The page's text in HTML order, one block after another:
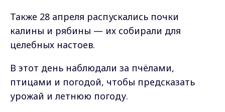
Также 28 апреля распускались почки
калины и рябины — их собирали для
целебных настоев.
В этот день наблюдали за пчёлами,
птицами и погодой, чтобы предсказать
урожай и летнюю погоду.